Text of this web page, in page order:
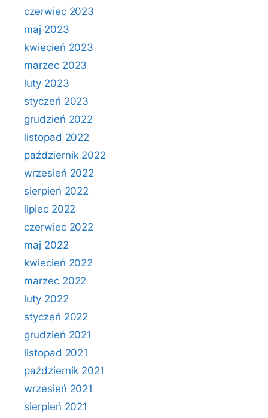
czerwiec 2023
maj 2023
kwiecień 2023
marzec 2023
luty 2023
styczeń 2023
grudzień 2022
listopad 2022
październik 2022
wrzesień 2022
sierpień 2022
lipiec 2022
czerwiec 2022
maj 2022
kwiecień 2022
marzec 2022
luty 2022
styczeń 2022
grudzień 2021
listopad 2021
październik 2021
wrzesień 2021
sierpień 2021